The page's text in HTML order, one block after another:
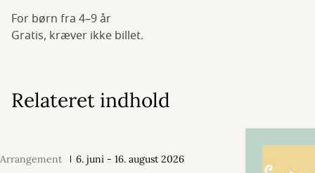
For børn fra 4–9 år
Gratis, kræver ikke billet.
Relateret indhold
Arrangement 6. juni - 16. august 2026